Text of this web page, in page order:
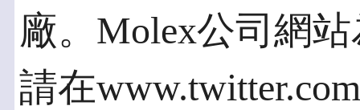
廠。Molex公司網站
請在